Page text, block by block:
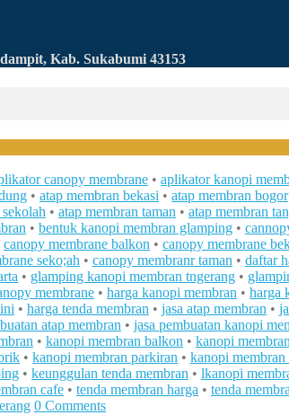
Kab. Sukabumi 43153
canopy membrane • aplikator kanopi
• atap membran bekasi • atap membran bogor
• atap membran taman • atap membran
• bentuk kanopi membran glamping •
canopy membrane balkon • canopy membrane
seko;ah • canopy membranr taman • daftar
• glamping kanopi membran tngerang •
membrane • harga kanopi membran • harga
• harga tenda membran • jasa atap membran •
atap membran • jasa pembuatan kanopi
• kanopi membran balkon • kanopi
• kanopi membran parkiran • kanopi membran
• keunggulan tenda membran • lkanopi
cafe • tenda membran harga • tenda
0 Comments